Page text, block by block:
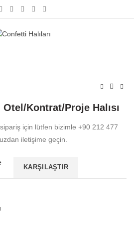
Kontrat/Proje Halısı
için lütfen bizimle +90 212 477
iletişime geçin.
KARŞILAŞTIR